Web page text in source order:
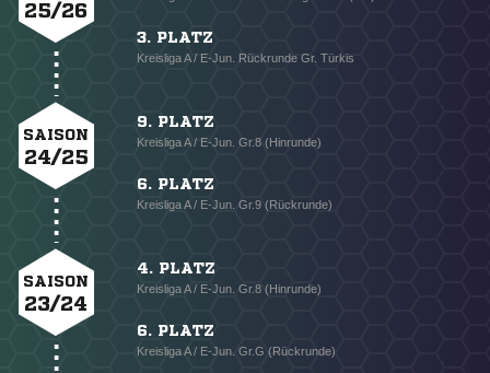
25/26
3. PLATZ
Kreisliga A / E-Jun. Rückrunde Gr. Türkis
SAISON
24/25
9. PLATZ
Kreisliga A / E-Jun. Gr.8 (Hinrunde)
6. PLATZ
Kreisliga A / E-Jun. Gr.9 (Rückrunde)
SAISON
23/24
4. PLATZ
Kreisliga A / E-Jun. Gr.8 (Hinrunde)
6. PLATZ
Kreisliga A / E-Jun. Gr.G (Rückrunde)